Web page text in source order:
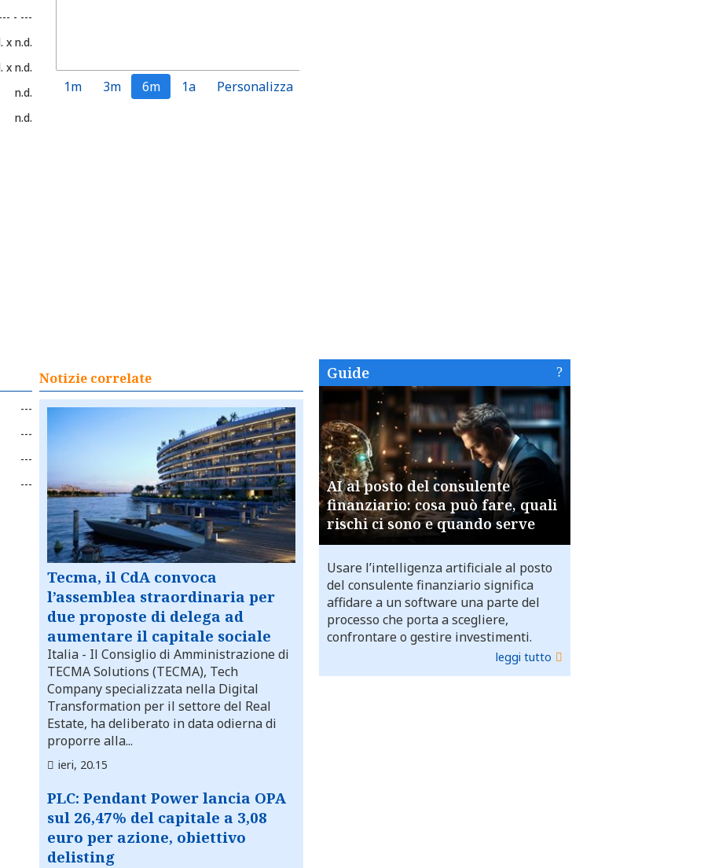
- ---
x n.d.
x n.d.
n.d.
n.d.
1m 3m 6m 1a Personalizza
---
---
---
---
Notizie correlate
Tecma, il CdA convoca
l’assemblea straordinaria per
due proposte di delega ad
aumentare il capitale sociale
Italia - Il Consiglio di Amministrazione di
TECMA Solutions (TECMA), Tech
Company specializzata nella Digital
Transformation per il settore del Real
Estate, ha deliberato in data odierna di
proporre alla...
ieri, 20.15
PLC: Pendant Power lancia OPA
sul 26,47% del capitale a 3,08
euro per azione, obiettivo
delisting
Guide
AI al posto del consulente
finanziario: cosa può fare, quali
rischi ci sono e quando serve
Usare l’intelligenza artificiale al posto
del consulente finanziario significa
affidare a un software una parte del
processo che porta a scegliere,
confrontare o gestire investimenti.
leggi tutto